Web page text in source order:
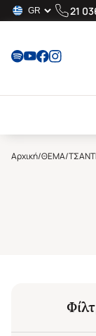
21
Αρχική/ΘΕΜΑ/